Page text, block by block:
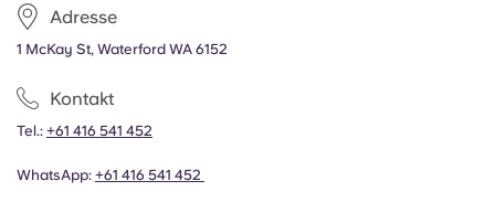
Adresse
1 McKay St, Waterford WA 6152
Kontakt
Tel.: +61 416 541 452
WhatsApp: +61 416 541 452